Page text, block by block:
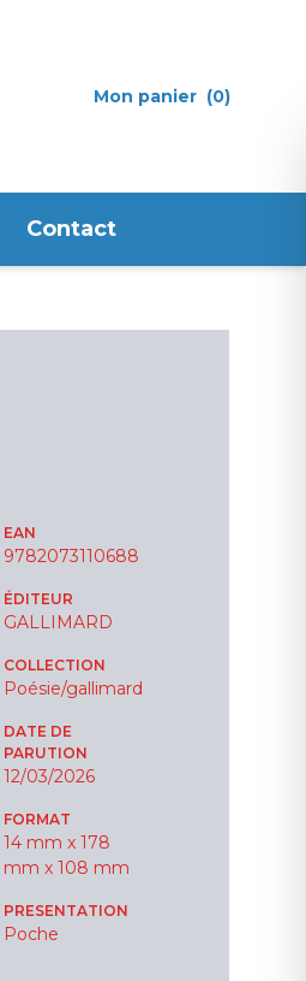
Mon panier (0)
Contact
EAN
9782073110688
ÉDITEUR
GALLIMARD
COLLECTION
Poésie/gallimard
DATE DE
PARUTION
12/03/2026
FORMAT
14 mm x 178
mm x 108 mm
PRESENTATION
Poche